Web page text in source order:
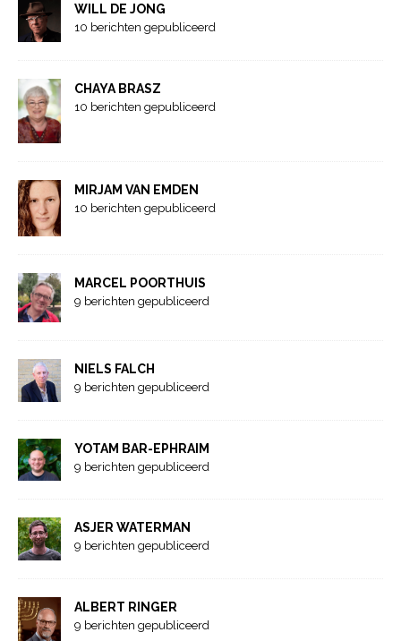
WILL DE JONG
10 berichten gepubliceerd
CHAYA BRASZ
10 berichten gepubliceerd
MIRJAM VAN EMDEN
10 berichten gepubliceerd
MARCEL POORTHUIS
9 berichten gepubliceerd
NIELS FALCH
9 berichten gepubliceerd
YOTAM BAR-EPHRAIM
9 berichten gepubliceerd
ASJER WATERMAN
9 berichten gepubliceerd
ALBERT RINGER
9 berichten gepubliceerd